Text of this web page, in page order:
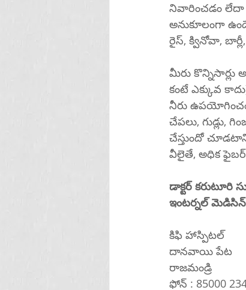
నివారించడం లేదా
అనుకూలంగా
రైస్, క్వినోవా,
మీరు కొన్నిసార్లు
కంటే ఎక్కువ
నీరు
చేపలు,
చేస్తుందో
డాక్టర్ కరుటూరి
ఇంటర్నల్ మెడిసిన్
కిఫి హాస్పిటల్
దానవాయి పేట
రాజమండ్రి
ఫోన్ : 85000